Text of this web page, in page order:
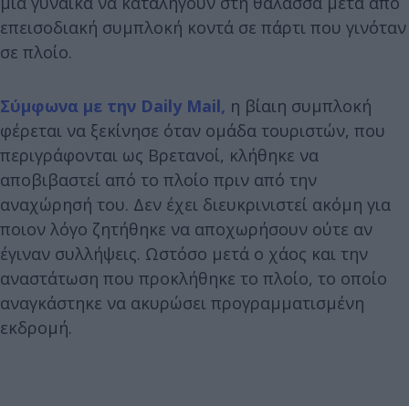
επεισοδιακή συμπλοκή κοντά σε πάρτι που γινόταν
σε πλοίο.
Σύμφωνα με την Daily Mail, η βίαιη συμπλοκή
φέρεται να ξεκίνησε όταν ομάδα τουριστών, που
περιγράφονται ως Βρετανοί, κλήθηκε να
αποβιβαστεί από το πλοίο πριν από την
αναχώρησή του. Δεν έχει διευκρινιστεί ακόμη για
ποιον λόγο ζητήθηκε να αποχωρήσουν ούτε αν
έγιναν συλλήψεις. Ωστόσο μετά ο χάος και την
αναστάτωση που προκλήθηκε το πλοίο, το οποίο
αναγκάστηκε να ακυρώσει προγραμματισμένη
εκδρομή.